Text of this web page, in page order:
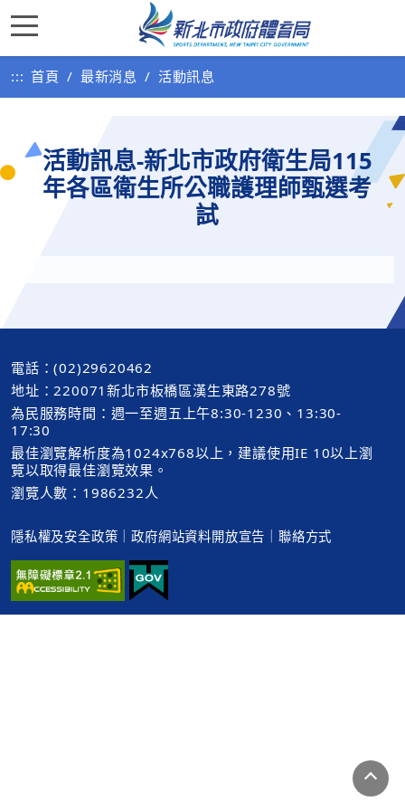
::: 首頁 最新消息 活動訊息
活動訊息-新北市政府衛生局115
年各區衛生所公職護理師甄選考
試
電話：(02)29620462
地址：220071新北市板橋區漢生東路278號
為民服務時間：週一至週五上午8:30-1230、13:30-
17:30
最佳瀏覽解析度為1024x768以上，建議使用IE 10以上瀏
覽以取得最佳瀏覽效果。
瀏覽人數：1986232人
隱私權及安全政策 ｜政府網站資料開放宣告 ｜聯絡方式